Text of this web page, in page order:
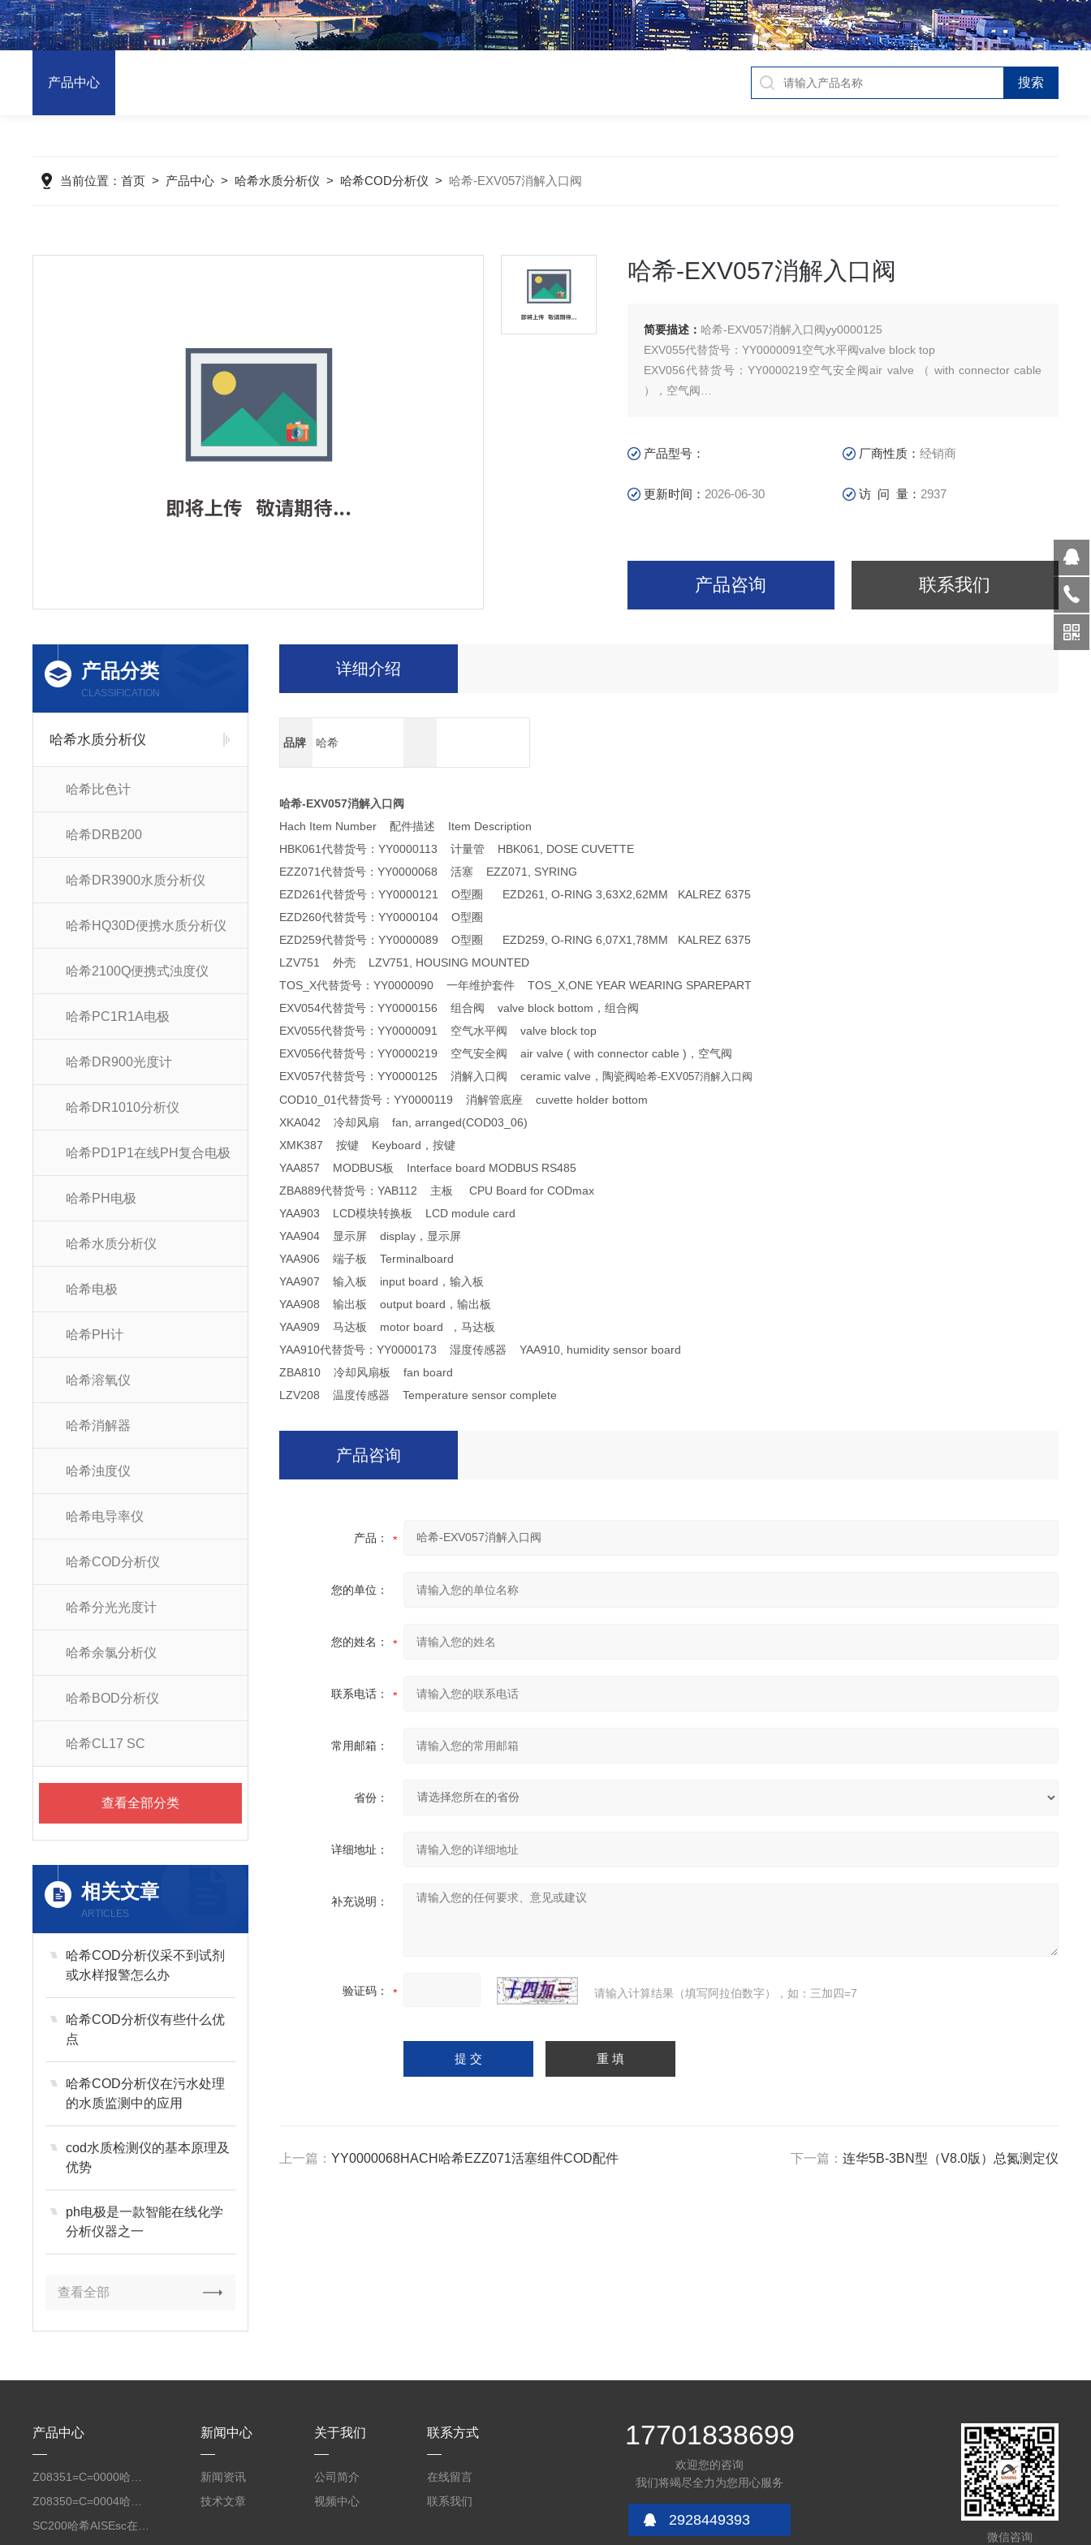
产品中心
当前位置：首页 > 产品中心 > 哈希水质分析仪 > 哈希COD分析仪 > 哈希-EXV057消解入口阀
哈希-EXV057消解入口阀
简要描述： 哈希-EXV057消解入口阀yy0000125
EXV055代替货号：YY0000091空气水平阀valve block top
EXV056代替货号：YY0000219空气安全阀air valve （ with connector cable
），空气阀
产品型号： 厂商性质：经销商
更新时间： 2026-06-30 访 问 量： 2937
产品咨询 联系我们
产品分类
CLASSIFICATION
哈希水质分析仪
哈希比色计
哈希DRB200
哈希DR3900水质分析仪
哈希HQ30D便携水质分析仪
哈希2100Q便携式浊度仪
哈希PC1R1A电极
哈希DR900光度计
哈希DR1010分析仪
哈希PD1P1在线PH复合电极
哈希PH电极
哈希水质分析仪
哈希电极
哈希PH计
哈希溶氧仪
哈希消解器
哈希浊度仪
哈希电导率仪
哈希COD分析仪
哈希分光光度计
哈希余氯分析仪
哈希BOD分析仪
哈希CL17 SC
查看全部分类
相关文章
ARTICLES
哈希COD分析仪采不到试剂
或水样报警怎么办
哈希COD分析仪有些什么优
点
哈希COD分析仪在污水处理
的水质监测中的应用
cod水质检测仪的基本原理及
优势
ph电极是一款智能在线化学
分析仪器之一
查看全部
详细介绍
品牌 哈希
哈希-EXV057消解入口阀
Hach Item Number 配件描述 Item Description
HBK061代替货号：YY0000113 计量管 HBK061, DOSE CUVETTE
EZZ071代替货号：YY0000068 活塞 EZZ071, SYRING
EZD261代替货号：YY0000121 O型圈 EZD261, O-RING 3,63X2,62MM KALREZ 6375
EZD260代替货号：YY0000104 O型圈
EZD259代替货号：YY0000089 O型圈 EZD259, O-RING 6,07X1,78MM KALREZ 6375
LZV751 外壳 LZV751, HOUSING MOUNTED
TOS_X代替货号：YY0000090 一年维护套件 TOS_X,ONE YEAR WEARING SPAREPART
EXV054代替货号：YY0000156 组合阀 valve block bottom，组合阀
EXV055代替货号：YY0000091 空气水平阀 valve block top
EXV056代替货号：YY0000219 空气安全阀 air valve ( with connector cable )，空气阀
EXV057代替货号：YY0000125 消解入口阀 ceramic valve，陶瓷阀哈希-EXV057消解入口阀
COD10_01代替货号：YY0000119 消解管底座 cuvette holder bottom
XKA042 冷却风扇 fan, arranged(COD03_06)
XMK387 按键 Keyboard，按键
YAA857 MODBUS板 Interface board MODBUS RS485
ZBA889代替货号：YAB112 主板 CPU Board for CODmax
YAA903 LCD模块转换板 LCD module card
YAA904 显示屏 display，显示屏
YAA906 端子板 Terminalboard
YAA907 输入板 input board，输入板
YAA908 输出板 output board，输出板
YAA909 马达板 motor board ，马达板
YAA910代替货号：YY0000173 湿度传感器 YAA910, humidity sensor board
ZBA810 冷却风扇板 fan board
LZV208 温度传感器 Temperature sensor complete
产品咨询
产品：
您的单位：
您的姓名：
联系电话：
常用邮箱：
省份：
详细地址：
补充说明：
验证码： 请输入计算结果（填写阿拉伯数字），如：三加四=7
上一篇： YY0000068HACH哈希EZZ071活塞组件COD配件 下一篇： 连华5B-3BN型（V8.0版）总氮测定仪
产品中心 新闻中心
新闻资讯
技术文章
关于我们
公司简介
视频中心
联系方式
在线留言
联系我们
17701838699
欢迎您的咨询
我们将竭尽全力为您用心服务
2928449393
微信咨询